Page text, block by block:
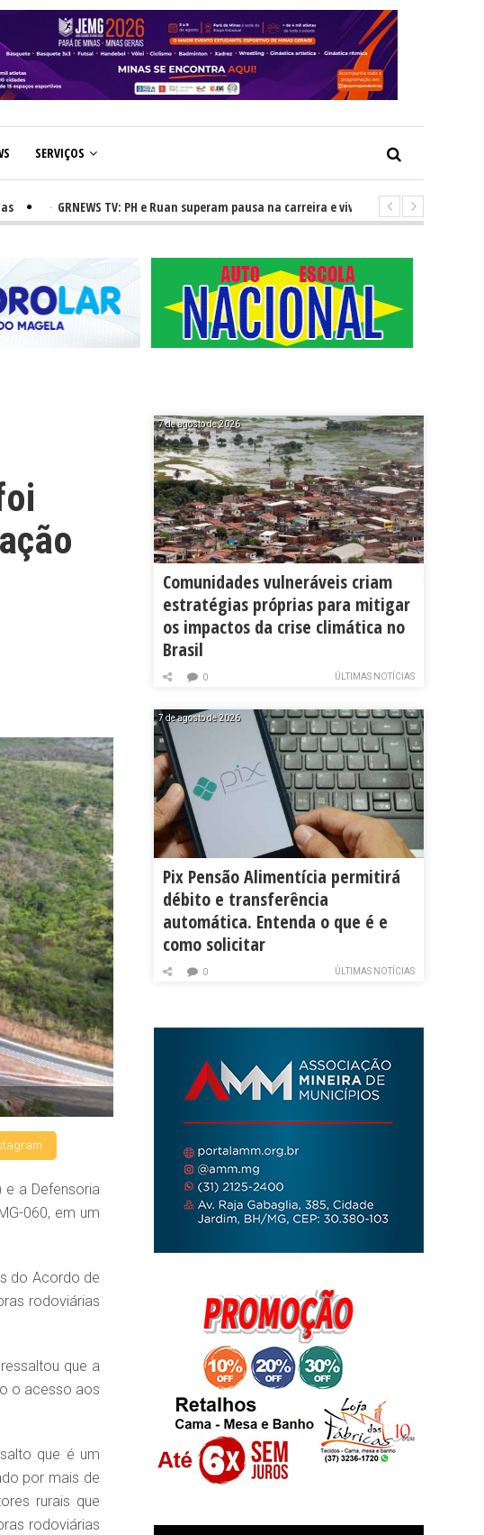
SERVIÇOS
- GRNEWS TV: PH e Ruan superam pausa na carreira e vivem ascensão no cenário
e a Defensoria
060, em um
do Acordo de
rodoviárias
que a
o acesso aos
que é um
por mais de
rurais que
rodoviárias
7 de agosto de 2026
Comunidades vulneráveis criam
estratégias próprias para mitigar
os impactos da crise climática no
Brasil
ÚLTIMAS NOTÍCIAS
0
7 de agosto de 2026
Pix Pensão Alimentícia permitirá
débito e transferência
automática. Entenda o que é e
como solicitar
ÚLTIMAS NOTÍCIAS
0